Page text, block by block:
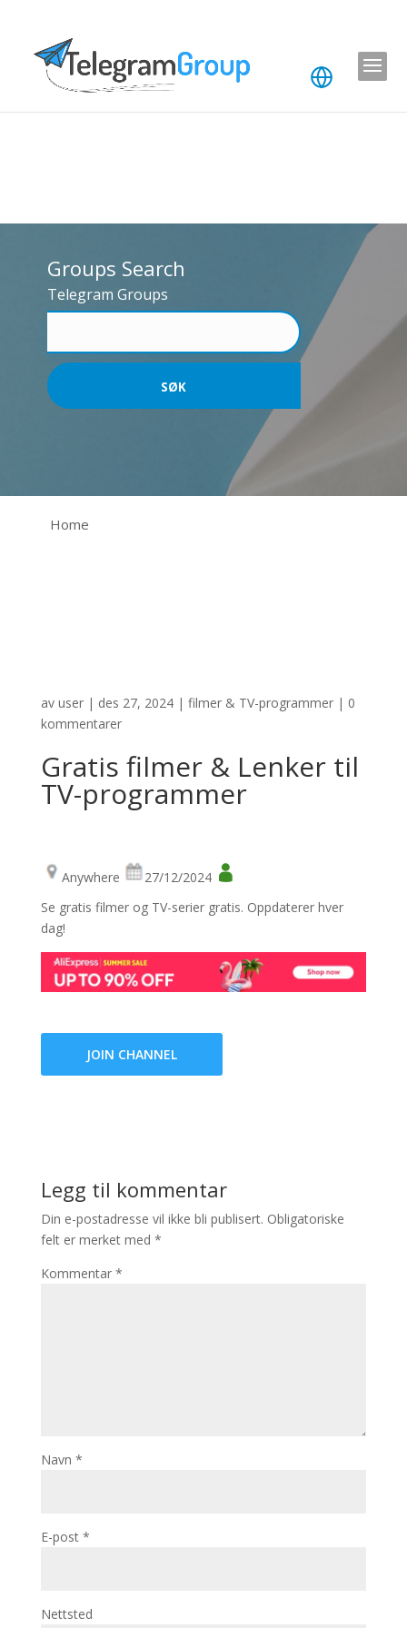
Groups Search
Telegram Groups
Home
av user| des 27, 2024| filmer & TV-programmer| 0
kommentarer
Gratis filmer & Lenker til
TV-programmer
Anywhere
27/12/2024
Se gratis filmer og TV-serier gratis. Oppdaterer hver
dag!
JOIN CHANNEL
Legg til kommentar
Din e-postadresse vil ikke bli publisert. Obligatoriske
felt er merket med *
Kommentar *
Navn *
E-post *
Nettsted